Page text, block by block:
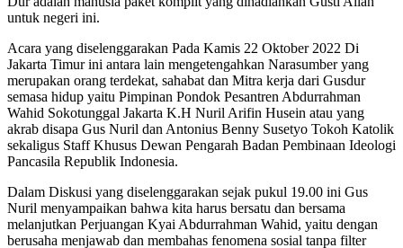
untuk negeri ini.
Acara yang diselenggarakan Pada Kamis 22 Oktober 2022 Di
Jakarta Timur ini antara lain mengetengahkan Narasumber yang
merupakan orang terdekat, sahabat dan Mitra kerja dari Gusdur
semasa hidup yaitu Pimpinan Pondok Pesantren Abdurrahman
Wahid Sokotunggal Jakarta K.H Nuril Arifin Husein atau yang
akrab disapa Gus Nuril dan Antonius Benny Susetyo Tokoh Katolik
sekaligus Staff Khusus Dewan Pengarah Badan Pembinaan Ideologi
Pancasila Republik Indonesia.
Dalam Diskusi yang diselenggarakan sejak pukul 19.00 ini Gus
Nuril menyampaikan bahwa kita harus bersatu dan bersama
melanjutkan Perjuangan Kyai Abdurrahman Wahid, yaitu dengan
berusaha menjawab dan membahas fenomena sosial tanpa filter